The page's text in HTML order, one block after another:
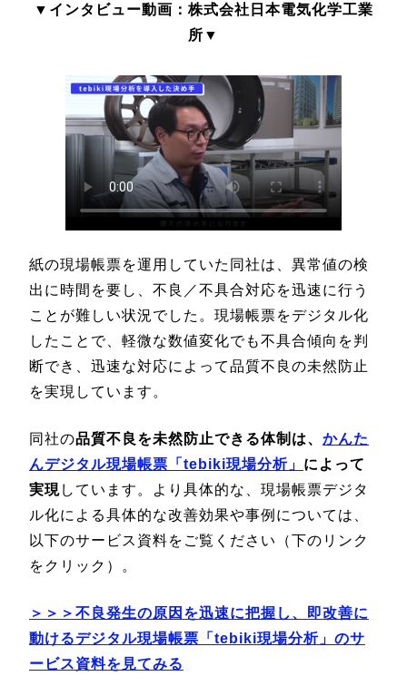
▼インタビュー動画：株式会社日本電気化学工業
所▼
紙の現場帳票を運用していた同社は、異常値の検
出に時間を要し、不良／不具合対応を迅速に行う
ことが難しい状況でした。現場帳票をデジタル化
したことで、軽微な数値変化でも不具合傾向を判
断でき、迅速な対応によって品質不良の未然防止
を実現しています。
同社の品質不良を未然防止できる体制は、 かんた
んデジタル現場帳票「tebiki現場分析」 によって
実現しています。より具体的な、現場帳票デジタ
ル化による具体的な改善効果や事例については、
以下のサービス資料をご覧ください（下のリンク
をクリック）。
＞＞＞不良発生の原因を迅速に把握し、即改善に
動けるデジタル現場帳票「tebiki現場分析」のサ
ービス資料を見てみる